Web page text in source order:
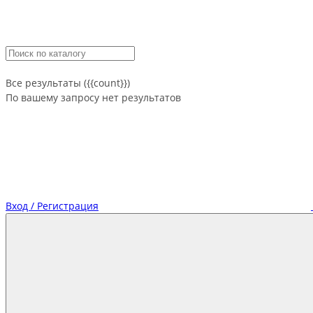
Все результаты ({{count}})
По вашему запросу нет результатов
Вход / Регистрация